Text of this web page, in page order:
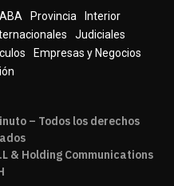
Provincia
Interior
Judiciales
Empresas y Negocios
– Todos los derechos
& Holding Communications